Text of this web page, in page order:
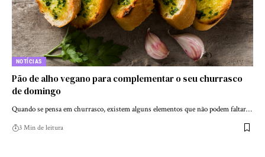
NOTÍCIAS
Pão de alho vegano para complementar o seu churrasco
de domingo
Quando se pensa em churrasco, existem alguns elementos que não podem faltar…
3 Min de leitura